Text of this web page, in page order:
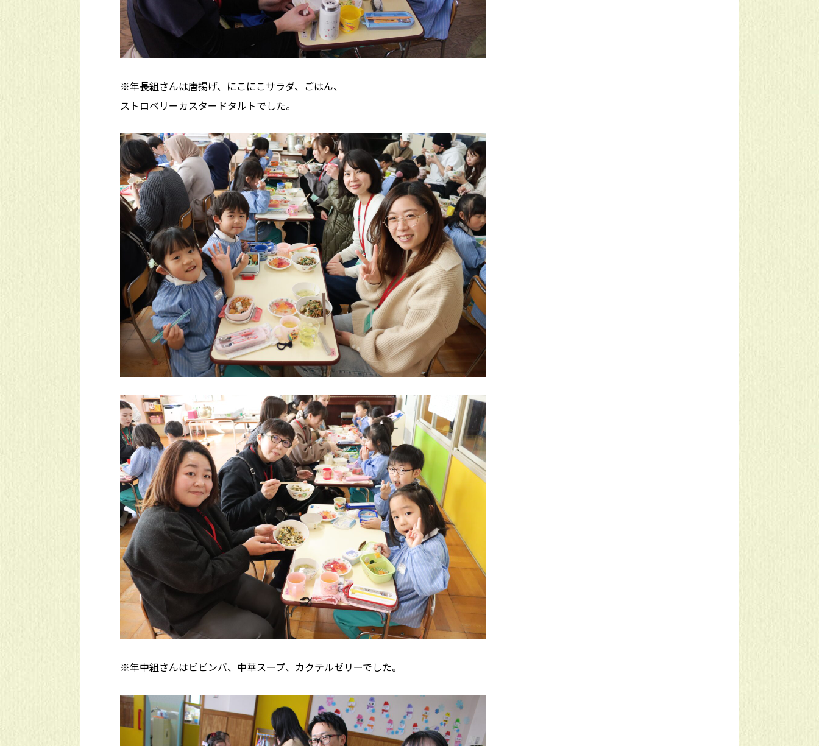
※年長組さんは唐揚げ、にこにこサラダ、ごはん、
ストロベリーカスタードタルトでした。
※年中組さんはビビンバ、中華スープ、カクテルゼリーでした。